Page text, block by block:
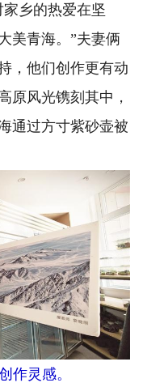
乡的热爱在坚
美青海。”夫妻俩
，他们创作更有动
原风光镌刻其中，
通过方寸紫砂壶被
作灵感。